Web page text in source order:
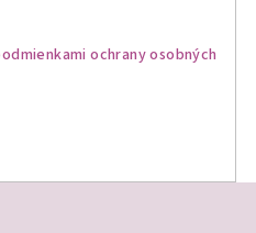
e
y
ochrany osobných